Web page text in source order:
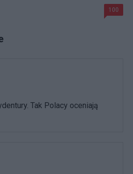
100
Tak Polacy oceniają